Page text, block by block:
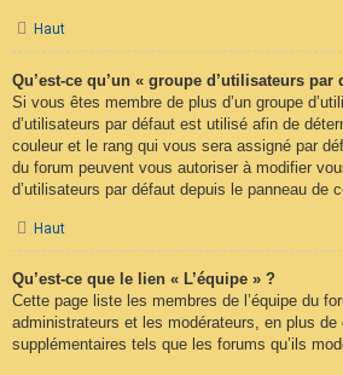
Haut
Qu’est-ce qu’un « groupe d’utilisateurs par
Si vous êtes membre de plus d’un groupe
d’utilisateurs par défaut est utilisé afin de
couleur et le rang qui vous sera assigné par
du forum peuvent vous autoriser à modifier
d’utilisateurs par défaut depuis le panneau de
Haut
Qu’est-ce que le lien « L’équipe » ?
Cette page liste les membres de l’équipe du
administrateurs et les modérateurs, en plus de
supplémentaires tels que les forums qu’ils